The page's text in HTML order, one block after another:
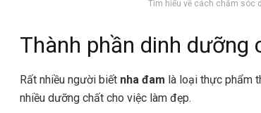
Tìm hiểu về cách chăm sóc
Thành phần dinh dưỡng
Rất nhiều người biết nha đam là loại thực phẩm
nhiều dưỡng chất cho việc làm đẹp.